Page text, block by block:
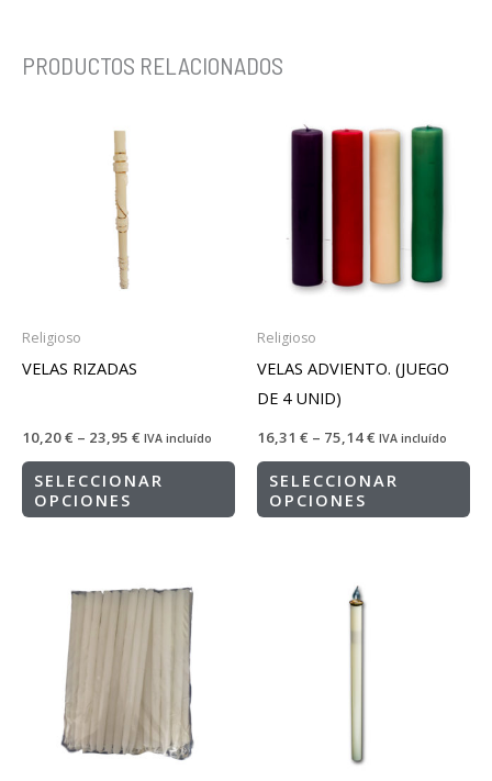
PRODUCTOS RELACIONADOS
Religioso
VELAS RIZADAS
10,20€ – 23,95 € IVA incluído
SELECCIONAR
OPCIONES
Religioso
VELAS ADVIENTO. (JUEGO
DE 4 UNID)
16,31 € – 75,14€ IVA incluído
SELECCIONAR
OPCIONES